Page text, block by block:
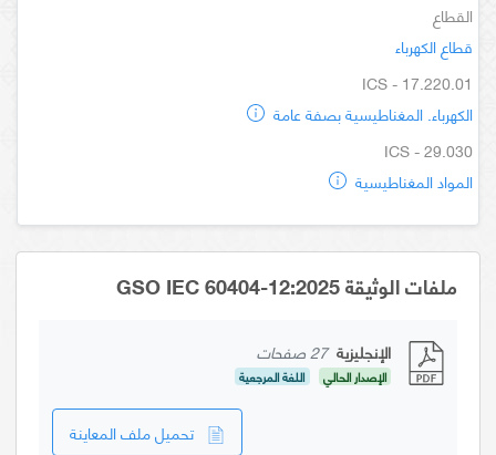
القطاع
قطاع الكهرباء
ICS - 17.220.01
الكهرباء. المغناطيسية بصفة عامة
ICS - 29.030
المواد المغناطيسية
ملفات الوثيقة GSO IEC 60404-12:2025
الإنجليزية 27 صفحات
الإصدار الحالي اللغة المرجعية
تحميل ملف المعاينة